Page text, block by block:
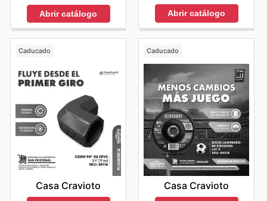
Abrir catálogo Abrir catálogo
Caducado
Casa Cravioto
Caducado
Casa Cravioto